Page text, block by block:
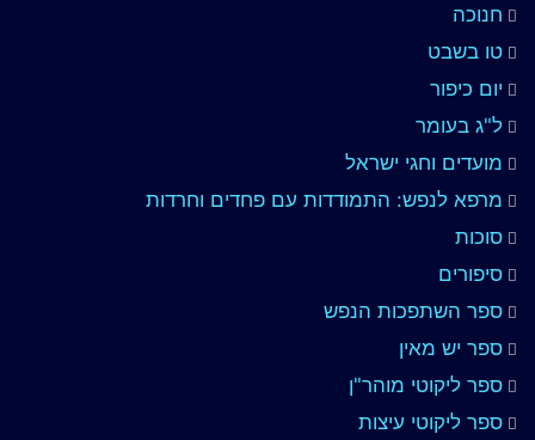
חנוכה
טו בשבט
יום כיפור
ל"ג בעומר
מועדים וחגי ישראל
מרפא לנפש: התמודדות עם פחדים וחרדות
סוכות
סיפורים
ספר השתפכות הנפש
ספר יש מאין
ספר ליקוטי מוהר"ן
ספר ליקוטי עיצות